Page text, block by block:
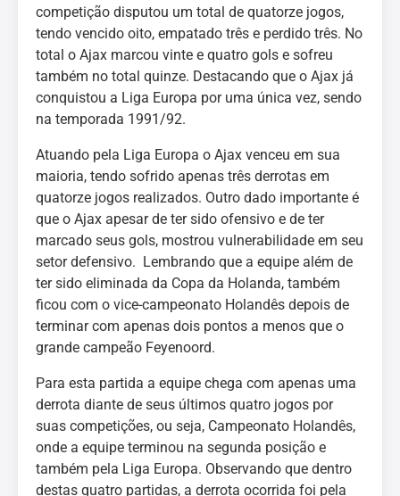
competição disputou um total de quatorze jogos,
tendo vencido oito, empatado três e perdido três. No
total o Ajax marcou vinte e quatro gols e sofreu
também no total quinze. Destacando que o Ajax já
conquistou a Liga Europa por uma única vez, sendo
na temporada 1991/92.
Atuando pela Liga Europa o Ajax venceu em sua
maioria, tendo sofrido apenas três derrotas em
quatorze jogos realizados. Outro dado importante é
que o Ajax apesar de ter sido ofensivo e de ter
marcado seus gols, mostrou vulnerabilidade em seu
setor defensivo. Lembrando que a equipe além de
ter sido eliminada da Copa da Holanda, também
ficou com o vice-campeonato Holandês depois de
terminar com apenas dois pontos a menos que o
grande campeão Feyenoord.
Para esta partida a equipe chega com apenas uma
derrota diante de seus últimos quatro jogos por
suas competições, ou seja, Campeonato Holandês,
onde a equipe terminou na segunda posição e
também pela Liga Europa. Observando que dentro
destas quatro partidas, a derrota ocorrida foi pela